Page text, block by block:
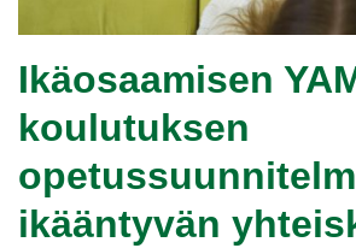
Ikäosaamisen
koulutuksen
ikääntyvän